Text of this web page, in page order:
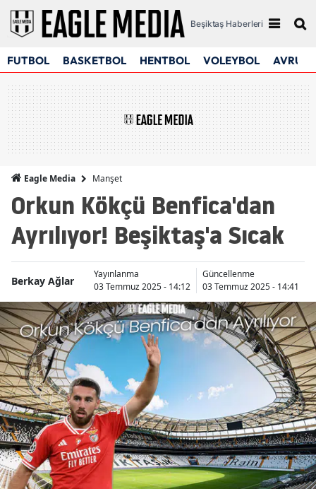
Beşiktaş Haberleri
FUTBOL BASKETBOL HENTBOL VOLEYBOL
Eagle Media Manşet
Orkun Kökçü Benfica'dan
Ayrılıyor! Beşiktaş'a Sıcak
Berkay Ağlar
Yayınlanma
03 Temmuz 2025 - 14:12
Güncellenme
03 Temmuz 2025 - 14:41